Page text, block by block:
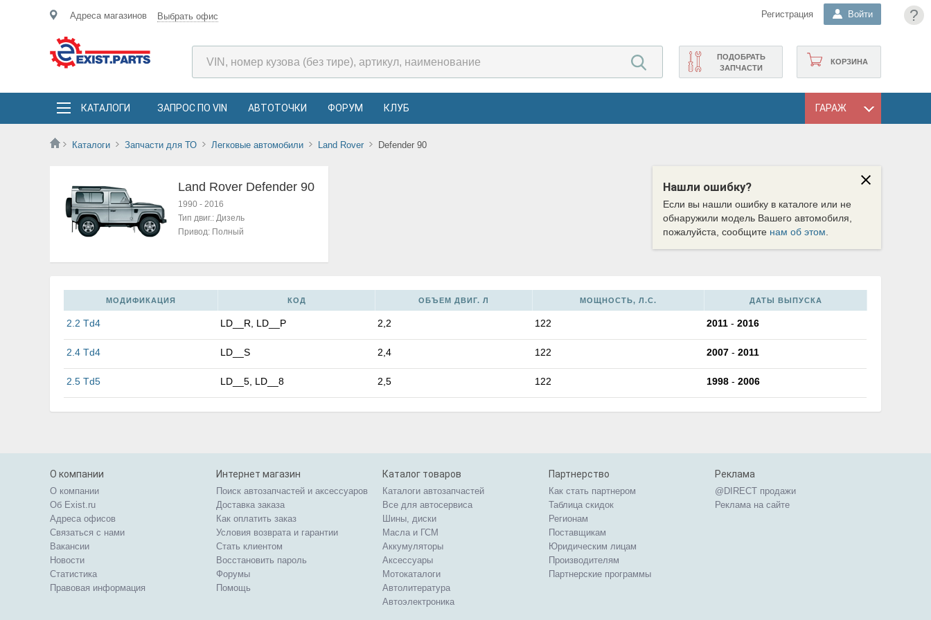
?
Адреса магазинов Выбрать офис Регистрация Войти
КОРЗИНА
ПОДОБРАТЬ
ЗАПЧАСТИ
КАТАЛОГИ ЗАПРОС ПО VIN АВТОТОЧКИ ФОРУМ КЛУБ ГАРАЖ
Каталоги Запчасти для ТО Легковые автомобили Land Rover Defender 90
Нашли ошибку?
Если вы нашли ошибку в каталоге или не
обнаружили модель Вашего автомобиля,
пожалуйста, сообщите нам об этом
Land Rover Defender 90
1990 - 2016
Тип двиг.: Дизель
Привод: Полный
МОДИФИКАЦИЯ КОД ОБЪЕМ ДВИГ. Л МОЩНОСТЬ, Л.С. ДАТЫ ВЫПУСКА
2.2 Td4 LD__R, LD__P 2,2 122 2011 - 2016
2.4 Td4 LD__S 2,4 122 2007 - 2011
2.5 Td5 LD__5, LD__8 2,5 122 1998 - 2006
О компании
О компании
Об Exist.ru
Адреса офисов
Связаться с нами
Вакансии
Новости
Статистика
Правовая информация
Интернет магазин
Поиск автозапчастей и аксессуаров
Доставка заказа
Как оплатить заказ
Условия возврата и гарантии
Стать клиентом
Восстановить пароль
Форумы
Помощь
Каталог товаров
Каталоги автозапчастей
Все для автосервиса
Шины, диски
Масла и ГСМ
Аккумуляторы
Аксессуары
Мотокаталоги
Автолитература
Автоэлектроника
Партнерство
Как стать партнером
Таблица скидок
Регионам
Поставщикам
Юридическим лицам
Производителям
Партнерские программы
Реклама
@DIRECT продажи
Реклама на сайте